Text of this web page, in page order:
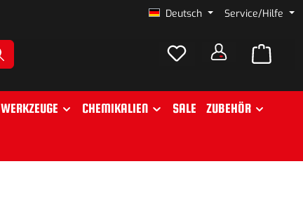
Deutsch Service/Hilfe
WERKZEUGE CHEMIKALIEN SALE ZUBEHÖR